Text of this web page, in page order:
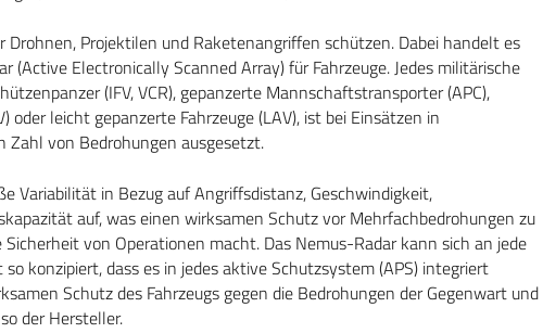
Drohnen, Projektilen und Raketenangriffen schützen. Dabei handelt es
(Active Electronically Scanned Array) für Fahrzeuge. Jedes militärische
(IFV, VCR), gepanzerte Mannschaftstransporter (APC),
oder leicht gepanzerte Fahrzeuge (LAV), ist bei Einsätzen in
von Bedrohungen ausgesetzt.
Variabilität in Bezug auf Angriffsdistanz, Geschwindigkeit,
auf, was einen wirksamen Schutz vor Mehrfachbedrohungen zu
von Operationen macht. Das Nemus-Radar kann sich an jede
konzipiert, dass es in jedes aktive Schutzsystem (APS) integriert
Schutz des Fahrzeugs gegen die Bedrohungen der Gegenwart und
der Hersteller.